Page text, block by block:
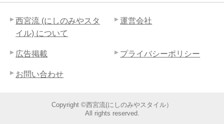
西宮流 (にしのみやスタ
イル) について
運営会社
広告掲載 プライバシーポリシー
お問い合わせ
Copyright ©西宮流(にしのみやスタイル）
All rights reserved.